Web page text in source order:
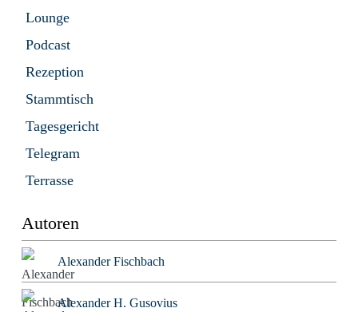
Lounge
Podcast
Rezeption
Stammtisch
Tagesgericht
Telegram
Terrasse
Autoren
Alexander Fischbach
Alexander H. Gusovius